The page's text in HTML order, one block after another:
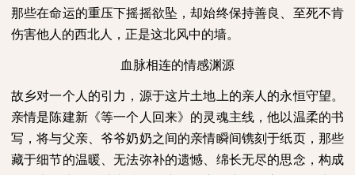
那些在命运的重压下摇摇欲坠，却始终保持善良、至死不肯
伤害他人的西北人，正是这北风中的墙。
血脉相连的情感渊源
故乡对一个人的引力，源于这片土地上的亲人的永恒守望。
亲情是陈建新《等一个人回来》的灵魂主线，他以温柔的书
写，将与父亲、爷爷奶奶之间的亲情瞬间镌刻于纸页，那些
藏于细节的温暖、无法弥补的遗憾、绵长无尽的思念，构成